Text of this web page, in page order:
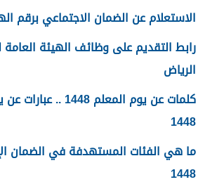
الاستعلام عن الضمان الاجتماعي برقم
الرياض
كلمات عن يوم المعلم
1448
ما هي الفئات المستهدفة في الضمان
1448